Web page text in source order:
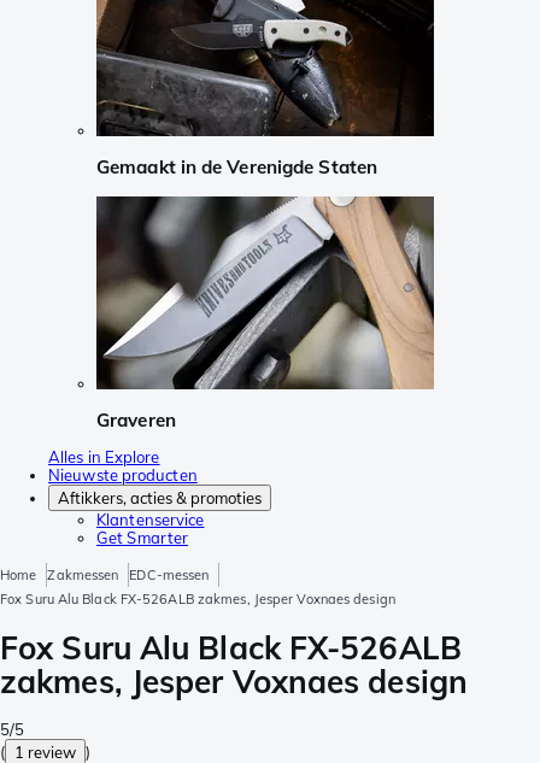
Gemaakt in de Verenigde Staten
Graveren
Alles in Explore
Nieuwste producten
Aftikkers, acties & promoties
Klantenservice
Get Smarter
Home Zakmessen
EDC-messen
Fox Suru Alu Black FX-526ALB zakmes, Jesper Voxnaes design
Fox Suru Alu Black FX-526ALB
zakmes, Jesper Voxnaes design
5/5
( 1 review )